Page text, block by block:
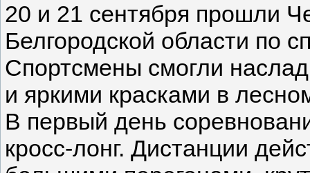
20 и 21 сентября прошли
Белгородской области по
Спортсмены смогли
и яркими красками в
В первый день
кросс-лонг. Дистанции